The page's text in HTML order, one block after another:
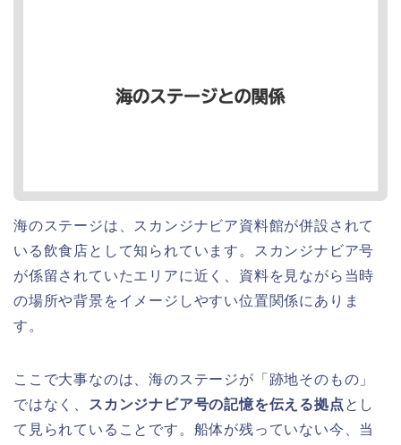
海のステージは、スカンジナビア資料館が併設されて
いる飲食店として知られています。スカンジナビア号
が係留されていたエリアに近く、資料を見ながら当時
の場所や背景をイメージしやすい位置関係にありま
す。
ここで大事なのは、海のステージが「跡地そのもの」
ではなく、
スカンジナビア号の記憶を伝える拠点 とし
て見られていることです。船体が残っていない今、当